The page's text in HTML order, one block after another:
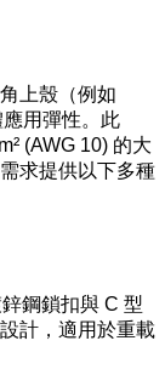
上殼（例如
用彈性。此
(AWG 10) 的大
求提供以下多種
鋼鎖扣與 C 型
計，適用於重載